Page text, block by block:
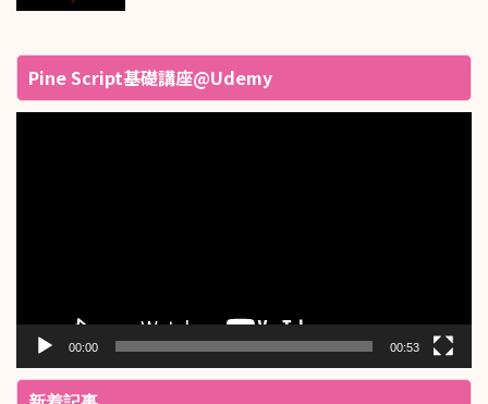
Pine Script基礎講座@Udemy
00:00 00:53